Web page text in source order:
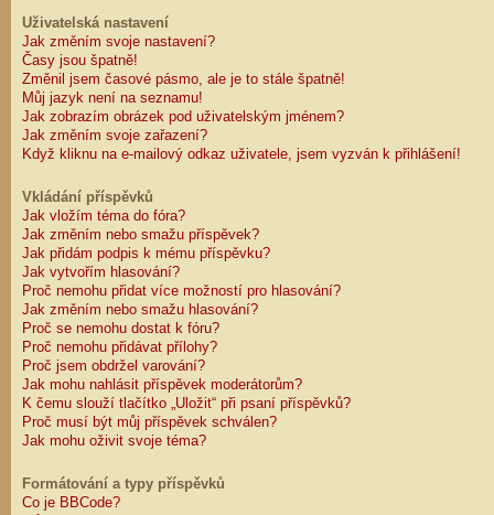
Uživatelská nastavení
Jak změním svoje nastavení?
Časy jsou špatně!
Změnil jsem časové pásmo, ale je to stále špatně!
Můj jazyk není na seznamu!
Jak zobrazím obrázek pod uživatelským jménem?
Jak změním svoje zařazení?
Když kliknu na e-mailový odkaz uživatele, jsem vyzván k přihlášení!
Vkládání příspěvků
Jak vložím téma do fóra?
Jak změním nebo smažu příspěvek?
Jak přidám podpis k mému příspěvku?
Jak vytvořím hlasování?
Proč nemohu přidat více možností pro hlasování?
Jak změním nebo smažu hlasování?
Proč se nemohu dostat k fóru?
Proč nemohu přidávat přílohy?
Proč jsem obdržel varování?
Jak mohu nahlásit příspěvek moderátorům?
K čemu slouží tlačítko „Uložit“ při psaní příspěvků?
Proč musí být můj příspěvek schválen?
Jak mohu oživit svoje téma?
Formátování a typy příspěvků
Co je BBCode?